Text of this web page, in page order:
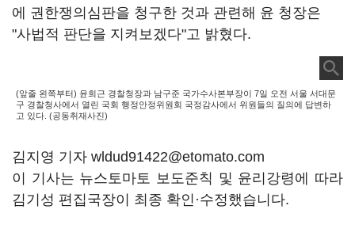
에 권한쟁의심판을 청구한 것과 관련해 윤 청장은
"사법적 판단을 지켜보겠다"고 밝혔다.
(앞줄 왼쪽부터) 윤희근 경찰청장과 남구준 국가수사본부장이 7일 오전 서울 서대문
구 경찰청사에서 열린 국회 행정안정위원회 국정감사에서 위원들의 질의에 답변하
고 있다. (공동취재사진)
김지영 기자 wldud91422@etomato.com
이 기사는 뉴스토마토 보도준칙 및 윤리강령에 따라
김기성 편집국장이 최종 확인·수정했습니다.